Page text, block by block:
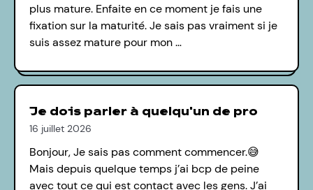
plus mature. Enfaite en ce moment je fais une
fixation sur la maturité. Je sais pas vraiment si je
suis assez mature pour mon …
Je dois parler à quelqu'un de pro
16 juillet 2026
Bonjour, Je sais pas comment commencer.😅
Mais depuis quelque temps j’ai bcp de peine
avec tout ce qui est contact avec les gens. J’ai